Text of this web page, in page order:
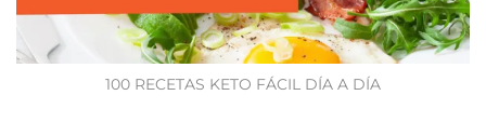
100 RECETAS KETO FÁCIL DÍA A DÍA